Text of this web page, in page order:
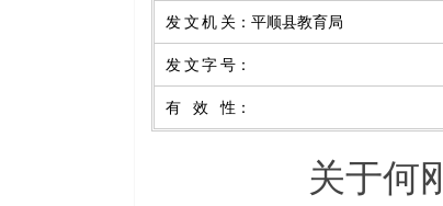
发文机关 ： 平顺县教育局
发文字号 ：
有效性 ：
关于何